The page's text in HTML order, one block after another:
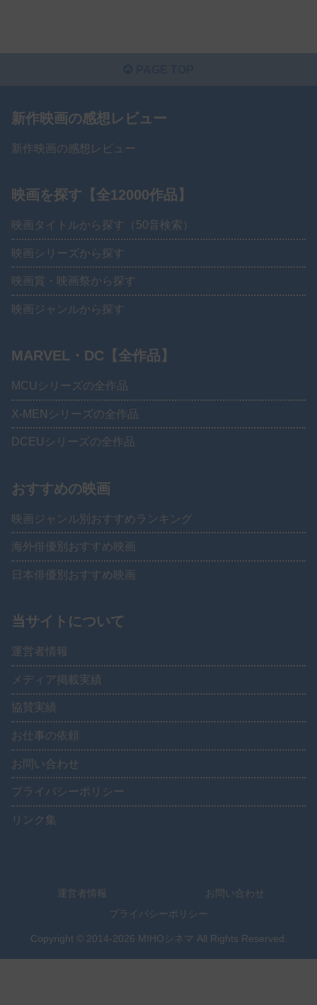
新作映画の感想レビュー
新作映画の感想レビュー
映画を探す【全12000作品】
映画タイトルから探す（50音検索）
映画シリーズから探す
映画賞・映画祭から探す
映画ジャンルから探す
MARVEL・DC【全作品】
MCUシリーズの全作品
X-MENシリーズの全作品
DCEUシリーズの全作品
おすすめの映画
映画ジャンル別おすすめランキング
海外俳優別おすすめ映画
日本俳優別おすすめ映画
当サイトについて
運営者情報
メディア掲載実績
協賛実績
お仕事の依頼
お問い合わせ
プライバシーポリシー
リンク集
運営者情報
お問い合わせ
プライバシーポリシー
Copyright © 2014-2026 MIHOシネマ All Rights Reserved.